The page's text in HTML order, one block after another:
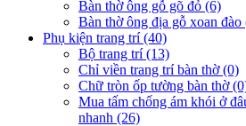
Bàn thờ ông gỗ gõ đỏ (6)
Bàn thờ ông địa gỗ xoan đào
Phụ kiện trang trí (40)
Bộ trang trí (13)
Chỉ viền trang trí bàn thờ (0)
Chữ tròn ốp tường bàn thờ
Mua tấm chống ám khói ở
nhanh (26)